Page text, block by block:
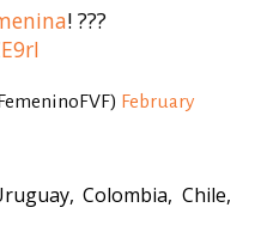
! ???
February
Colombia, Chile,